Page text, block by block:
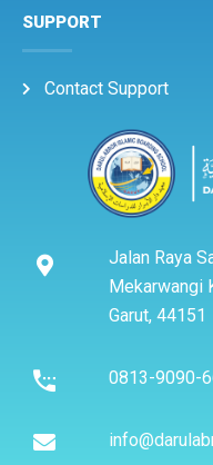
SUPPORT
Contact Support
Jalan Raya
Mekarwangi
Garut, 44151
0813-9090-